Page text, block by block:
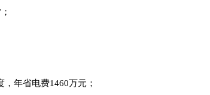
年省电费1460万元；